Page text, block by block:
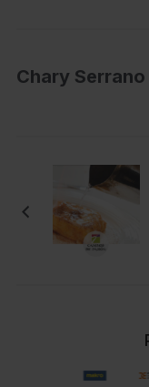
Chary Serrano